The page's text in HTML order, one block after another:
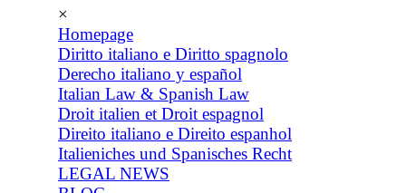
×
Homepage
Diritto italiano e Diritto spagnolo
Derecho italiano y español
Italian Law & Spanish Law
Droit italien et Droit espagnol
Direito italiano e Direito espanhol
Italieniches und Spanisches Recht
LEGAL NEWS